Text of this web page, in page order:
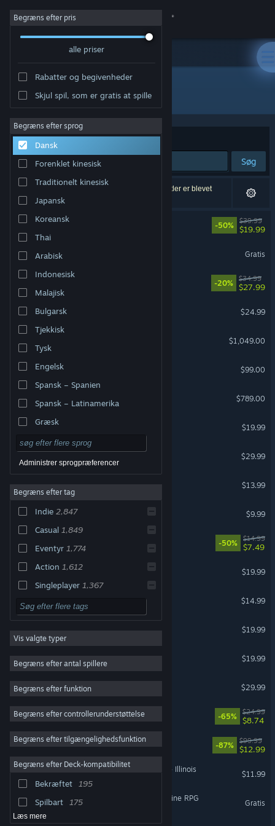
Log på
Om
Support
Skift sprog
Hent Steam-mobilappen
Vis desktop-webside
Begræns efter pris
alle priser
Rabatter og begivenheder
Skjul spil, som er gratis at spille
Begræns efter sprog
Dansk
Forenklet kinesisk
Traditionelt kinesisk
Japansk
Koreansk
Thai
Arabisk
Indonesisk
Malajisk
Bulgarsk
Tjekkisk
Tysk
Engelsk
Spansk – Spanien
Spansk – Latinamerika
Græsk
Administrer sprogpræferencer
Begræns efter tag
Indie 2,847
Casual 1,849
Eventyr 1,774
Action 1,612
Singleplayer 1,367
Simulation 1,274
Strategi 969
Soundtrack
2D 861
Atmosfærisk 692
Puzzle 689
Farverigt 615
Sødt 547
Udforskning 530
Vis valgte typer
Begræns efter antal spillere
Begræns efter funktion
Begræns efter controllerunderstøttelse
Begræns efter tilgængelighedsfunktion
Begræns efter Deck-kompatibilitet
Bekræftet
195
Spilbart
175
Læs mere
Alle produkter
Sorter efter Relevans
Søg
12,099 resultater matcher din søgning. 50,644 titler er blevet
ekskluderet baseret på dine præferencer.
-50%
$39.99
$19.99
Gratis
-20%
$34.99
$27.99
$24.99
$1,049.00
$99.00
$789.00
$19.99
Farming Simulator 25
$29.99
$13.99
$9.99
-50%
$14.99
$7.49
Euro Truck Simulator 2
$19.99
$14.99
$19.99
$19.99
Subnautica
$29.99
Sun Haven
-65%
$24.99
$8.74
LEGO® DC Super-Villains
-87%
$99.99
$12.99
American Truck Simulator - Illinois
$11.99
Firestone – Idle Clicker Online RPG
Gratis